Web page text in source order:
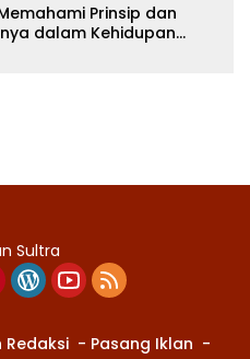
Prinsip dan
dalam Kehidupan
Redaksi
Pasang Iklan